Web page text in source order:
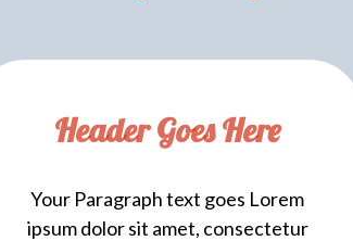
Header Goes Here
Your Paragraph text goes Lorem
ipsum dolor sit amet, consectetur